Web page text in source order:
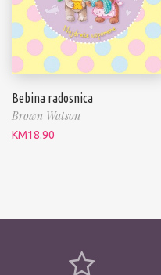
Bebina radosnica
Brown Watson
KM18.90